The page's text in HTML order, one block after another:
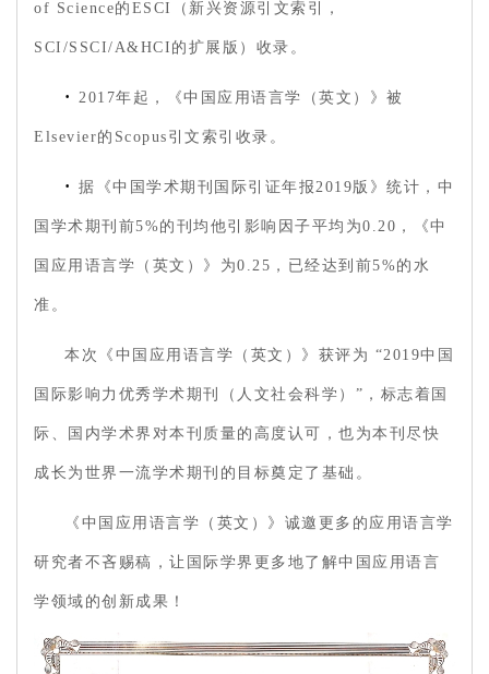
of Science的ESCI（新兴资源引文索引，
SCI/SSCI/A&HCI的扩展版）收录。
· 2017年起，《中国应用语言学（英文）》被
Elsevier的Scopus引文索引收录。
· 据《中国学术期刊国际引证年报2019版》统计，中
国学术期刊前5%的刊均他引影响因子平均为0.20，《中
国应用语言学（英文）》为0.25，已经达到前5%的水
准。
本次《中国应用语言学（英文）》获评为 “2019中国
国际影响力优秀学术期刊（人文社会科学）”，标志着国
际、国内学术界对本刊质量的高度认可，也为本刊尽快
成长为世界一流学术期刊的目标奠定了基础。
《中国应用语言学（英文）》诚邀更多的应用语言学
研究者不吝赐稿，让国际学界更多地了解中国应用语言
学领域的创新成果！